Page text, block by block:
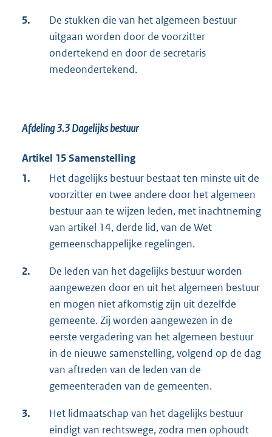
5.
De stukken die van het algemeen bestuur
uitgaan worden door de voorzitter
ondertekend en door de secretaris
medeondertekend.
Afdeling 3.3Dagelijks bestuur
Artikel 15 Samenstelling
1.
Het dagelijks bestuur bestaat ten minste uit de
voorzitter en twee andere door het algemeen
bestuur aan te wijzen leden, met inachtneming
van artikel 14, derde lid, van de Wet
gemeenschappelijke regelingen.
2.
De leden van het dagelijks bestuur worden
aangewezen door en uit het algemeen bestuur
en mogen niet afkomstig zijn uit dezelfde
gemeente. Zij worden aangewezen in de
eerste vergadering van het algemeen bestuur
in de nieuwe samenstelling, volgend op de dag
van aftreden van de leden van de
gemeenteraden van de gemeenten.
3.
Het lidmaatschap van het dagelijks bestuur
eindigt van rechtswege, zodra men ophoudt